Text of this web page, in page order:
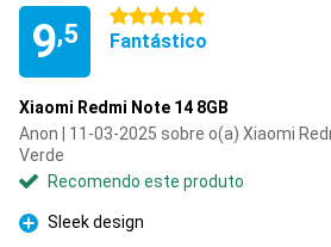
9,5
5 estrelas
Fantástico
Xiaomi Redmi Note 14 8GB
Anon | 11-03-2025 sobre o(a) Xiaomi
Verde
Recomendo este produto
Prós
Sleek design